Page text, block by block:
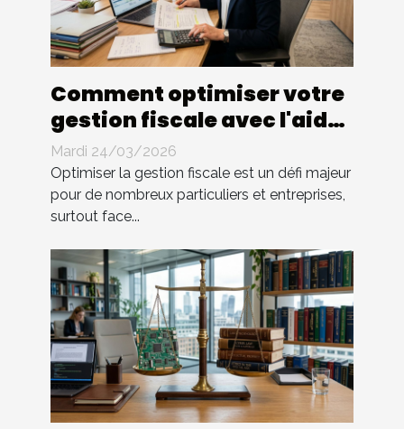
Comment optimiser votre
gestion fiscale avec l'aide
d'un expert ?
Mardi 24/03/2026
Optimiser la gestion fiscale est un défi majeur
pour de nombreux particuliers et entreprises,
surtout face...